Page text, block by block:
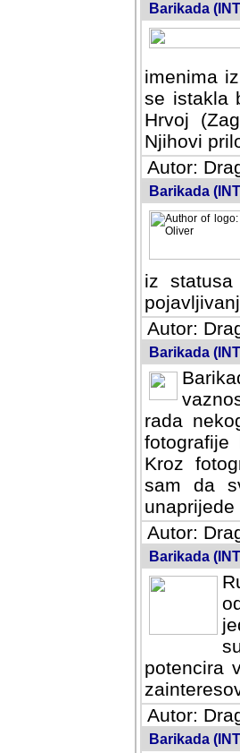
Barikada
imenima
se istakla
Hrvoj
Njihovi
Autor:
Barikada
iz
Autor:
Barikada
rada
fotografije
svi
svoja
Autor:
Barikada
potencira
Autor:
Barikada